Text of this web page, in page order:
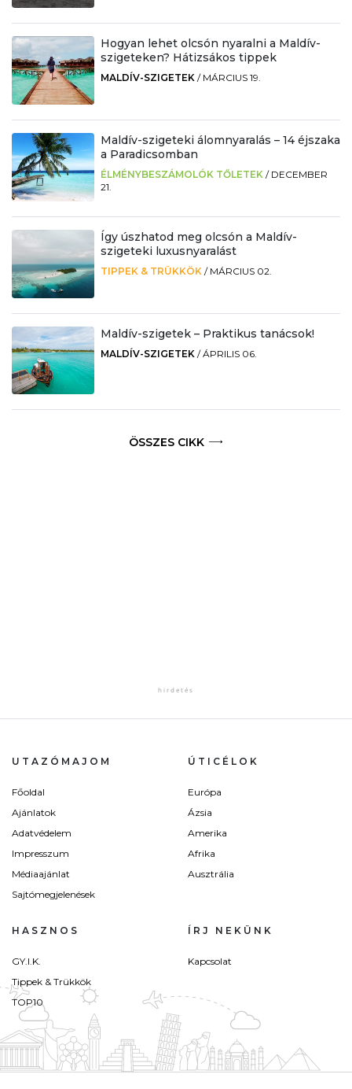
Hogyan lehet olcsón nyaralni a Maldív-
szigeteken? Hátizsákos tippek
MALDÍV-SZIGETEK / MÁRCIUS 19.
Maldív-szigeteki álomnyaralás – 14 éjszaka
a Paradicsomban
ÉLMÉNYBESZÁMOLÓK TŐLETEK / DECEMBER
21.
Így úszhatod meg olcsón a Maldív-
szigeteki luxusnyaralást
TIPPEK & TRÜKKÖK / MÁRCIUS 02.
Maldív-szigetek – Praktikus tanácsok!
MALDÍV-SZIGETEK /ÁPRILIS 06.
ÖSSZES CIKK
UTAZÓMAJOM
Főoldal
Ajánlatok
Adatvédelem
Impresszum
Médiaajánlat
Sajtómegjelenések
ÚTICÉLOK
Európa
Ázsia
Amerika
Afrika
Ausztrália
HASZNOS
GY.I.K.
Tippek & Trükkök
TOP10
ÍRJ NEKÜNK
Kapcsolat